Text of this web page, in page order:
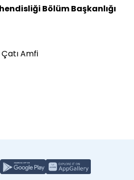
Bölüm Başkanlığı
Amfi